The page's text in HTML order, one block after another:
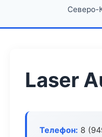
Северо-
Laser
Телефон: 8